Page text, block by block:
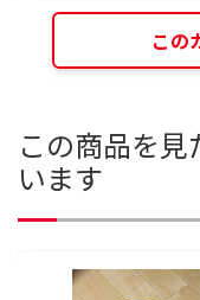
この
この商品を
います